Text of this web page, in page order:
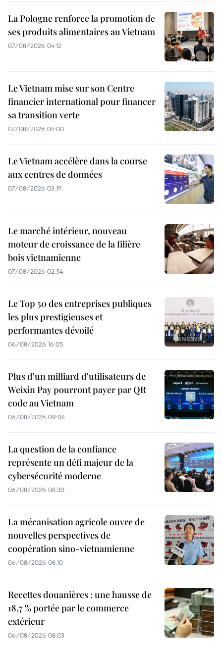
La Pologne renforce la promotion de
ses produits alimentaires au Vietnam
07/08/2026 04:12
Le Vietnam mise sur son Centre
financier international pour financer
sa transition verte
07/08/2026 04:00
Le Vietnam accélère dans la course
aux centres de données
07/08/2026 03:19
Le marché intérieur, nouveau
moteur de croissance de la filière
bois vietnamienne
07/08/2026 02:54
Le Top 50 des entreprises publiques
les plus prestigieuses et
performantes dévoilé
06/08/2026 16:05
Plus d'un milliard d'utilisateurs de
Weixin Pay pourront payer par QR
code au Vietnam
06/08/2026 09:04
La question de la confiance
représente un défi majeur de la
cybersécurité moderne
06/08/2026 08:30
La mécanisation agricole ouvre de
nouvelles perspectives de
coopération sino-vietnamienne
06/08/2026 08:10
Recettes douanières : une hausse de
18,7 % portée par le commerce
extérieur
06/08/2026 08:03